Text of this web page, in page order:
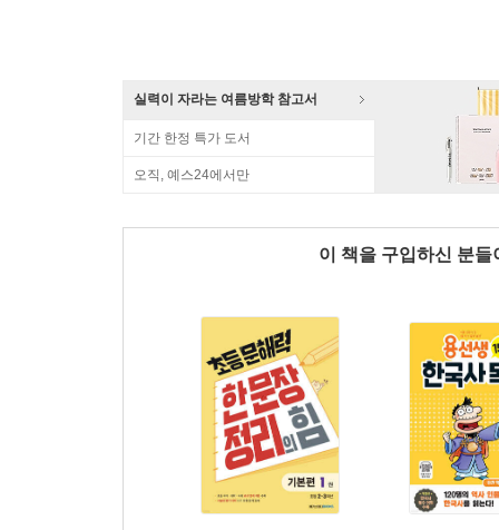
실력이 자라는 여름방학 참고서
기간 한정 특가 도서
오직, 예스24에서만
이 책을 구입하신 분